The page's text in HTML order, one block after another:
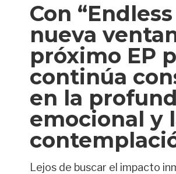
Con
nueva
próximo EP
continúa
en la
emocional y
Lejos de buscar el impacto